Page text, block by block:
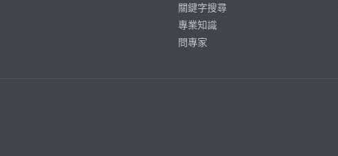
關鍵字搜尋
專業知識
問專家